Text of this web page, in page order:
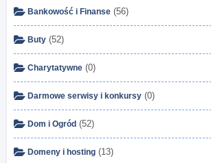
Bankowość i Finanse (56)
Buty (52)
Charytatywne (0)
Darmowe serwisy i konkursy (0)
Dom i Ogród (52)
Domeny i hosting (13)